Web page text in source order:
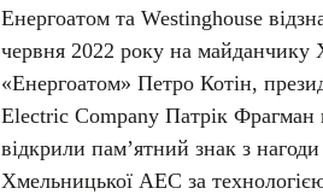
Енергоатом та Westinghouse
червня 2022 року на
«Енергоатом» Петро Котін,
Electric Company Патрік Фрагман
відкрили пам’ятний знак з
Хмельницької АЕС за